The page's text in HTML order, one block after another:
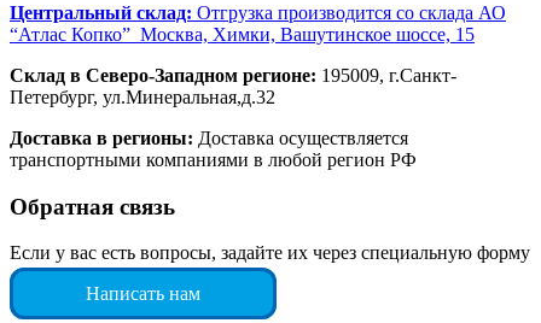
Центральный склад: Отгрузка производится со склада АО
“Атлас Копко” Москва, Химки, Вашутинское шоссе, 15
Склад в Северо-Западном регионе: 195009, г.Санкт-
Петербург, ул.Минеральная,д.32
Доставка в регионы: Доставка осуществляется
транспортными компаниями в любой регион РФ
Обратная связь
Если у вас есть вопросы, задайте их через специальную форму
Написать нам